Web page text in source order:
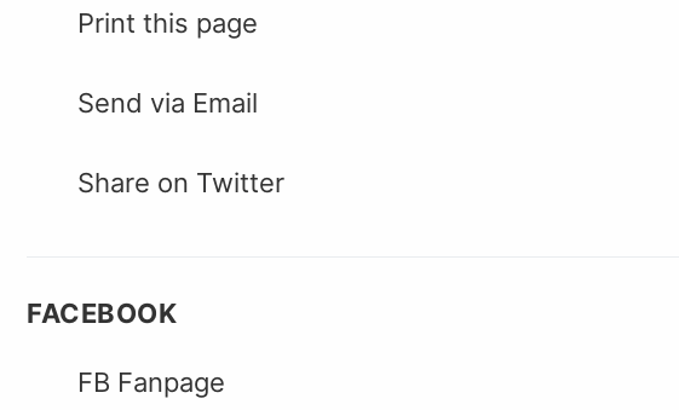
Print this page
Send via Email
Share on Twitter
FACEBOOK
FB Fanpage